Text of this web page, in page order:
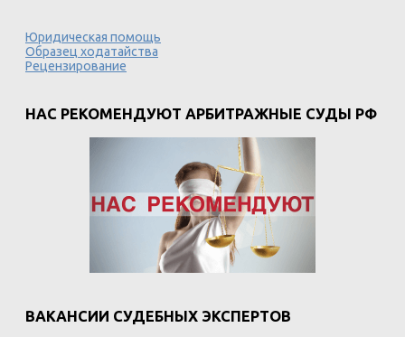
Юридическая помощь
Образец ходатайства
Рецензирование
НАС РЕКОМЕНДУЮТ АРБИТРАЖНЫЕ СУДЫ РФ
ВАКАНСИИ СУДЕБНЫХ ЭКСПЕРТОВ